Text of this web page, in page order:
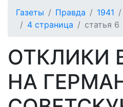
Газеты Правда 1941
4 страница
статья 6
ОТКЛИКИ
НА